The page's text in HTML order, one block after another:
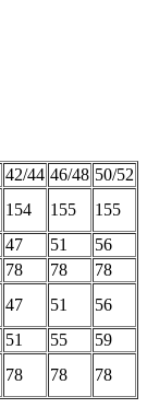
42/44 46/48 50/52
154 155
155
47 51
56
78 78
78
47 51
56
51 55
59
78 78 78